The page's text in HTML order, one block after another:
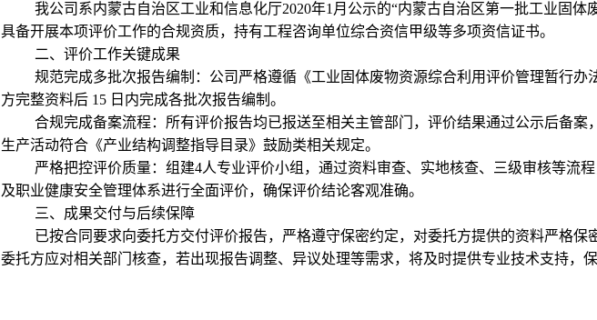
我公司系内蒙古自治区工业和信息化厅2020年1月公示的“内蒙古自治区第一批工业固体
具备开展本项评价工作的合规资质，持有工程咨询单位综合资信甲级等多项资信证书。
二、评价工作关键成果
规范完成多批次报告编制：公司严格遵循《工业固体废物资源综合利用评价管理暂行办
方完整资料后 15 日内完成各批次报告编制。
合规完成备案流程：所有评价报告均已报送至相关主管部门，评价结果通过公示后备案
生产活动符合《产业结构调整指导目录》鼓励类相关规定。
严格把控评价质量：组建4人专业评价小组，通过资料审查、实地核查、三级审核等流
及职业健康安全管理体系进行全面评价，确保评价结论客观准确。
三、成果交付与后续保障
已按合同要求向委托方交付评价报告，严格遵守保密约定，对委托方提供的资料严格保
委托方应对相关部门核查，若出现报告调整、异议处理等需求，将及时提供专业技术支持，